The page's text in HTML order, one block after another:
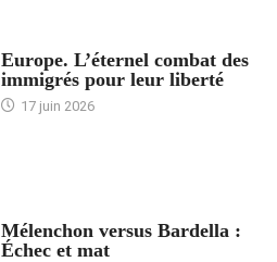
Europe. L’éternel combat des
immigrés pour leur liberté
17 juin 2026
Mélenchon versus Bardella :
Échec et mat